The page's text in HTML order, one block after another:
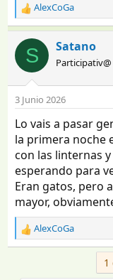
R
e
a
o
n
s
:
AlexCoGa
S Satano
Participativ@
3 Junio 2026
Lo vais a pasar
la primera noche
con las linternas
esperando para
Eran gatos, pero
mayor,
R
e
AlexCoGa
1